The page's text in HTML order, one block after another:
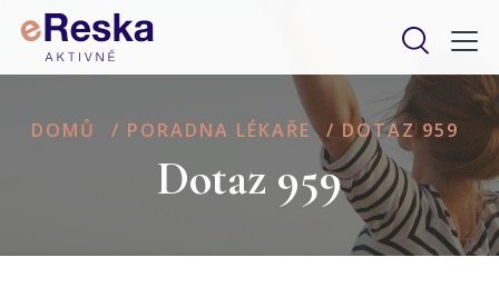
DOMŮ / PORADNA LÉKAŘE / DOTAZ 959
Dotaz 959